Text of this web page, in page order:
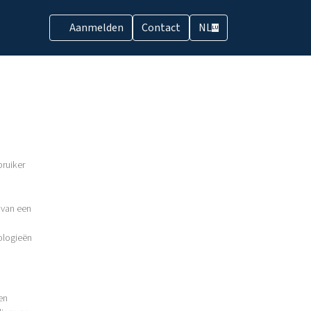
Aanmelden Contact NLLU
een